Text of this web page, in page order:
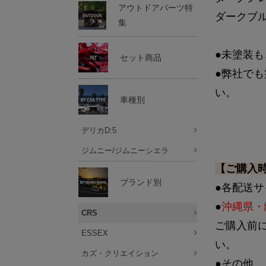
ダークブ
●未塗装
●弊社で
い。
【ご購入
●各配送
●沖縄県
ご購入前
い。
●その他
アウトドアパーツ特
集
セット商品
車種別
デリカD:5
ジムニー/ジムニーシエラ
ブランド別
CRS
ESSEX
カズ・クリエイション